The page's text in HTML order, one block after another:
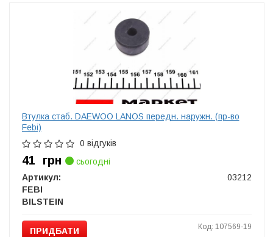
Втулка стаб. DAEWOO LANOS передн. наружн. (пр-во
Febi)
0 відгуків
41 грн
сьогодні
Артикул:
03212
FEBI
BILSTEIN
ПРИДБАТИ Код: 107569-19